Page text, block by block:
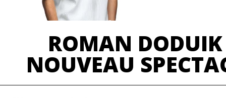
ROMAN
NOUVEAU